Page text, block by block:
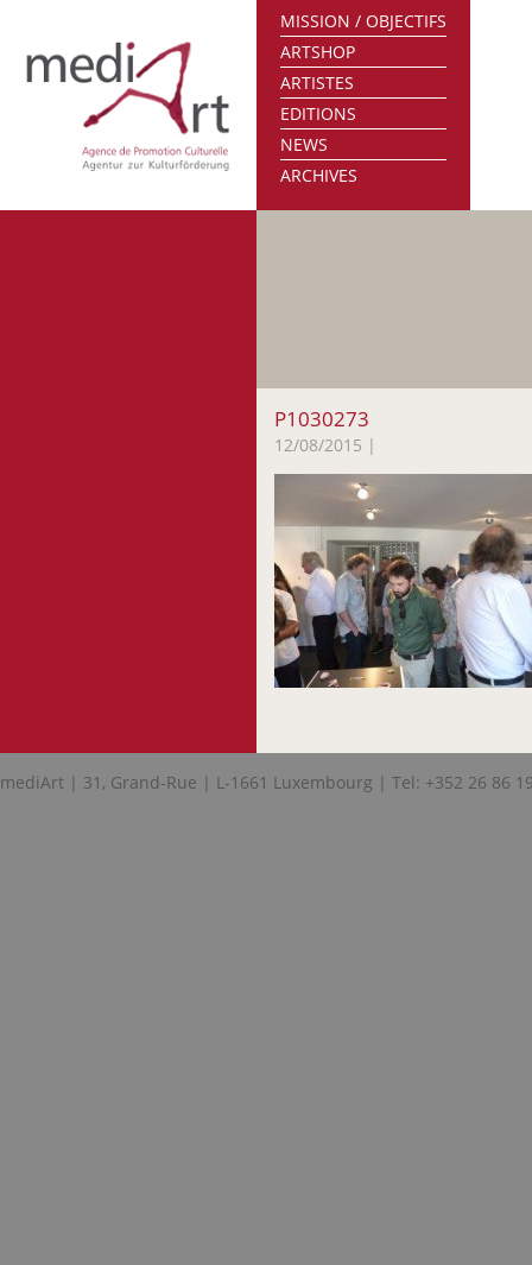
MISSION / OBJECTIFS
ARTSHOP
ARTISTES
EDITIONS
NEWS
ARCHIVES
P1030273
12/08/2015 |
mediArt | 31, Grand-Rue | L-1661 Luxembourg | Tel: +352 26 86